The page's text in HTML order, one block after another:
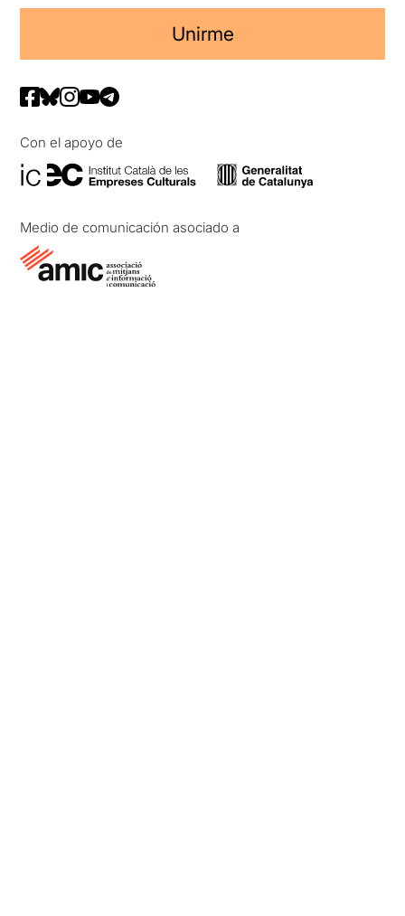
Unirme
Con el apoyo de
Medio de comunicación asociado a